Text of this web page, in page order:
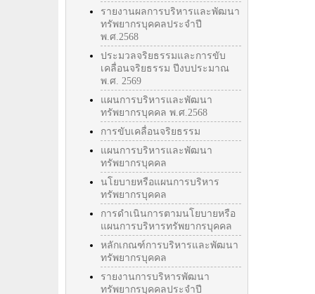
รายงานผลการบริหารและพัฒนา
ทรัพยากรบุคคลประจำปี
พ.ศ.2568
ประมวลจริยธรรมและการขับ
เคลื่อนจริยธรรม ปีงบประมาณ
พ.ศ. 2569
แผนการบริหารและพัฒนา
ทรัพยากรบุคคล พ.ศ.2568
การขับเคลื่อนจริยธรรม
แผนการบริหารและพัฒนา
ทรัพยากรบุคคล
นโยบายหรือแผนการบริหาร
ทรัพยากรบุคคล
การดำเนินการตามนโยบายหรือ
แผนการบริหารทรัพยากรบุคคล
หลักเกณฑ์การบริหารและพัฒนา
ทรัพยากรบุคคล
รายงานการบริหารพัฒนา
ทรัพยากรบุคคลประจำปี